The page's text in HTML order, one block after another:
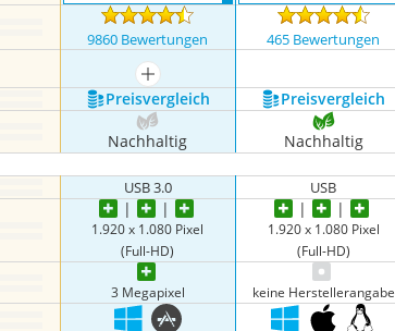
9860 Bewertungen 465 Bewertungen
mehr anzeigen
Preis­vergleich Preis­vergleich
Nachhaltig Nachhaltig
USB 3.0 USB
1.920 x 1.080 Pixel
(Full-HD)
1.920 x 1.080 Pixel
(Full-HD)
3 Megapixel keine Herstellerangabe